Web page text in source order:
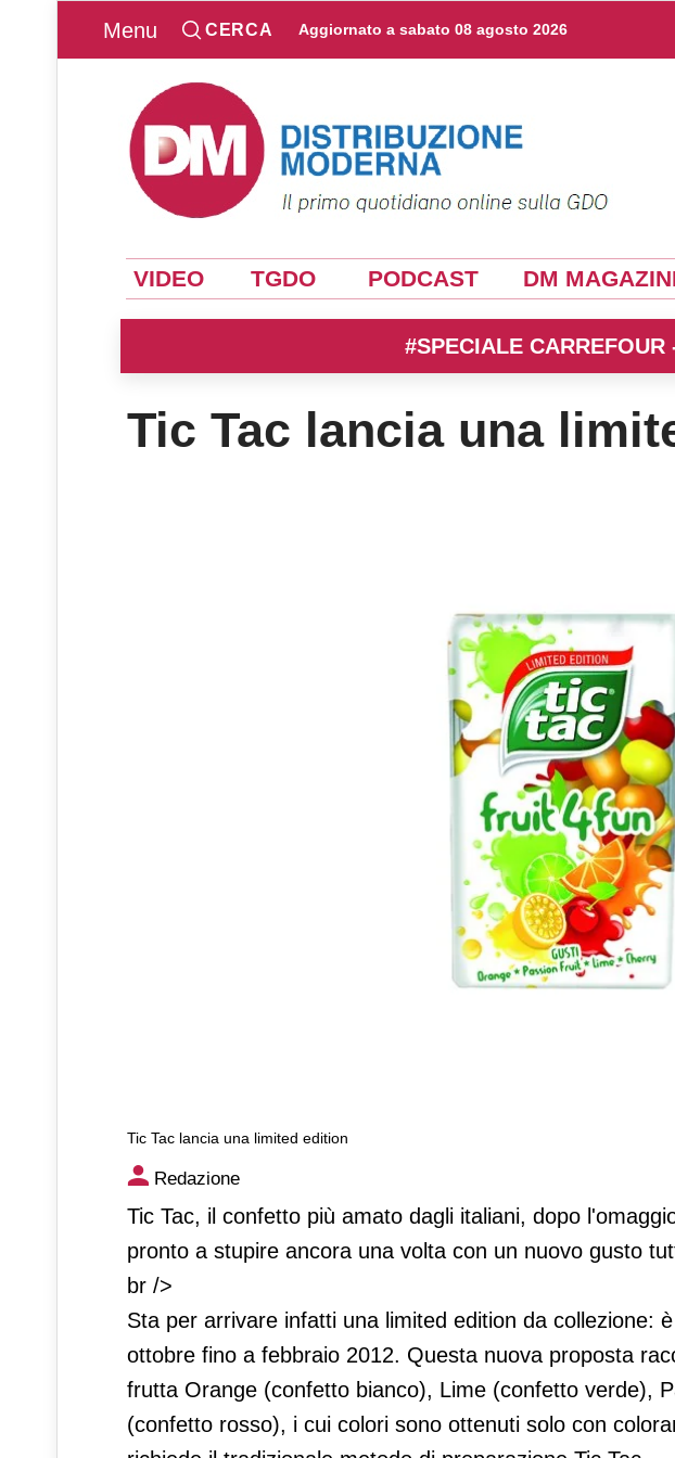
Menu CERCA Aggiornato a sabato 08 agosto 2026
VIDEO TGDO PODCAST DM
#SPECIALE CARREFOUR
Tic Tac lancia una
Tic Tac lancia una limited edition
Tic Tac lancia una limited edition
Redazione
Tic Tac, il confetto più amato dagli italiani, dopo
pronto a stupire ancora una volta con un nuovo gusto
br />
Sta per arrivare infatti una limited edition da collezione:
ottobre fino a febbraio 2012. Questa nuova proposta
frutta Orange (confetto bianco), Lime (confetto verde),
(confetto rosso), i cui colori sono ottenuti solo con